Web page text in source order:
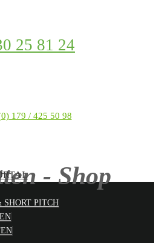
25 81 24
179 / 425 50 98
- Shop
PITCH